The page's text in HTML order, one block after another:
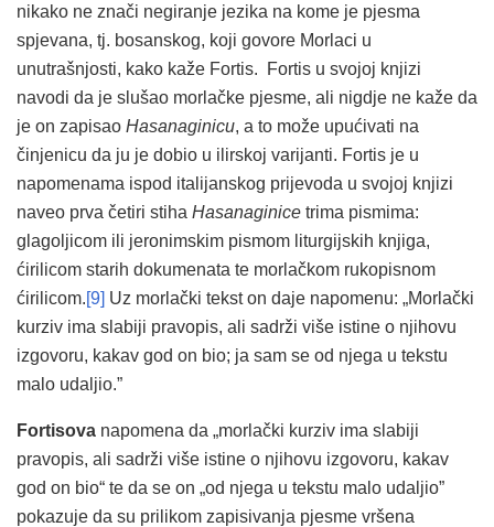
nikako ne znači negiranje jezika na kome je pjesma
spjevana, tj. bosanskog, koji govore Morlaci u
unutrašnjosti, kako kaže Fortis. Fortis u svojoj knjizi
navodi da je slušao morlačke pjesme, ali nigdje ne kaže da
je on zapisao Hasanaginicu, a to može upućivati na
činjenicu da ju je dobio u ilirskoj varijanti. Fortis je u
napomenama ispod italijanskog prijevoda u svojoj knjizi
naveo prva četiri stiha Hasanaginice trima pismima:
glagoljicom ili jeronimskim pismom liturgijskih knjiga,
ćirilicom starih dokumenata te morlačkom rukopisnom
ćirilicom.[9] Uz morlački tekst on daje napomenu: „Morlački
kurziv ima slabiji pravopis, ali sadrži više istine o njihovu
izgovoru, kakav god on bio; ja sam se od njega u tekstu
malo udaljio.”
Fortisova napomena da „morlački kurziv ima slabiji
pravopis, ali sadrži više istine o njihovu izgovoru, kakav
god on bio“ te da se on „od njega u tekstu malo udaljio”
pokazuje da su prilikom zapisivanja pjesme vršena